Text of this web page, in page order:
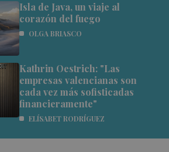
Isla de Java, un viaje al
corazón del fuego
OLGA BRIASCO
Kathrin Oestrich: "Las
empresas valencianas son
cada vez más sofisticadas
financieramente"
ELÍSABET RODRÍGUEZ